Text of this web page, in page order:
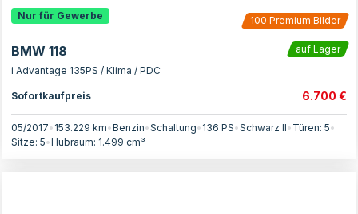
100 Premium Bilder
Nur für Gewerbe
BMW 118
auf Lager
i Advantage 135PS / Klima / PDC
Sofortkaufpreis 6.700 €
05/2017• 153.229 km•Benzin•Schaltung• 136 PS•Schwarz II• Türen: 5•
Sitze: 5•Hubraum: 1.499 cm³